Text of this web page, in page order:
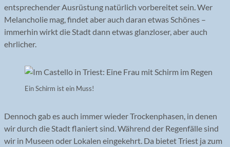
entsprechender Ausrüstung natürlich vorbereitet sein. Wer
Melancholie mag, findet aber auch daran etwas Schönes –
immerhin wirkt die Stadt dann etwas glanzloser, aber auch
ehrlicher.
Ein Schirm ist ein Muss!
Dennoch gab es auch immer wieder Trockenphasen, in denen
wir durch die Stadt flaniert sind. Während der Regenfälle sind
wir in Museen oder Lokalen eingekehrt. Da bietet Triest ja zum